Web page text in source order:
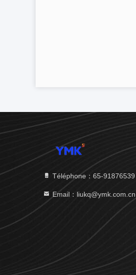
Téléphone：65-91876539
Email：liukq@ymk.com.cn